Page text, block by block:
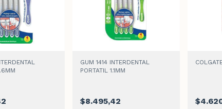
GUM 1414 INTERDENTAL
PORTATIL 1.1MM
$8.495,42